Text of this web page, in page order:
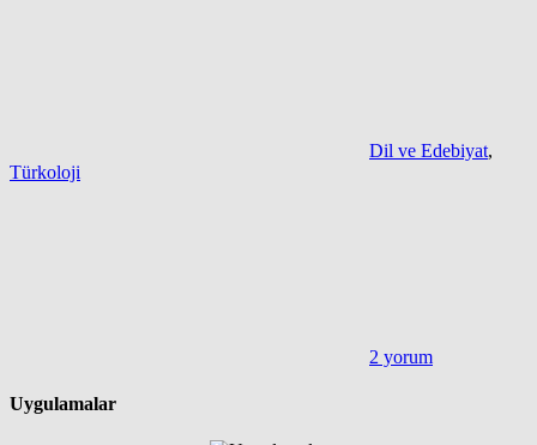
Dil ve Edebiyat,
Türkoloji
2 yorum
Uygulamalar